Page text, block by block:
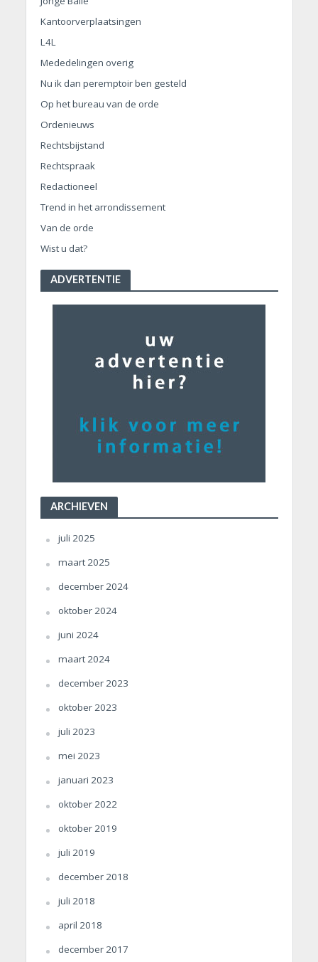
Kantoorverplaatsingen
L4L
Mededelingen overig
Nu ik dan peremptoir ben gesteld
Op het bureau van de orde
Ordenieuws
Rechtsbijstand
Rechtspraak
Redactioneel
Trend in het arrondissement
Van de orde
Wist u dat?
ADVERTENTIE
ARCHIEVEN
juli 2025
maart 2025
december 2024
oktober 2024
juni 2024
maart 2024
december 2023
oktober 2023
juli 2023
mei 2023
januari 2023
oktober 2022
oktober 2019
juli 2019
december 2018
juli 2018
april 2018
december 2017